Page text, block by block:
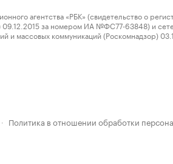
«РБК» (свидетельство о
за номером ИА №ФС77-63848) и
и массовых коммуникаций (Роскомнадзор)
· Политика в отношении обработки